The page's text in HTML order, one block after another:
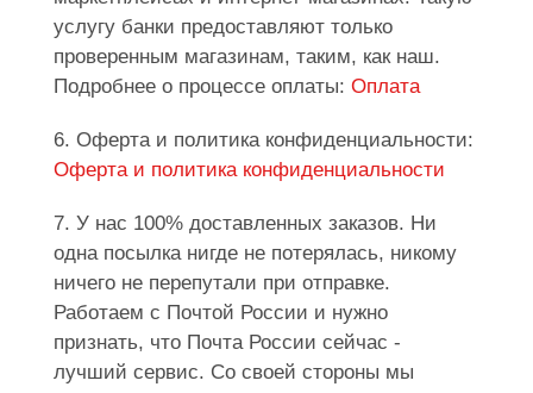
услугу банки предоставляют только
проверенным магазинам, таким, как наш.
Подробнее о процессе оплаты: Оплата
6. Оферта и политика конфиденциальности:
Оферта и политика конфиденциальности
7. У нас 100% доставленных заказов. Ни
одна посылка нигде не потерялась, никому
ничего не перепутали при отправке.
Работаем с Почтой России и нужно
признать, что Почта России сейчас -
лучший сервис. Со своей стороны мы